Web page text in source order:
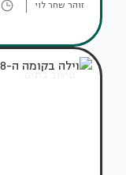
זוהר שחר לוי
עיצוב בתים